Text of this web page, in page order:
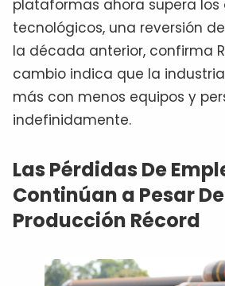
plataformas ahora supera los
tecnológicos, una reversión
la década anterior, confirma
cambio indica que la
más con menos equipos y
indefinidamente.
Las Pérdidas De
Continúan a Pesar
Producción Récord